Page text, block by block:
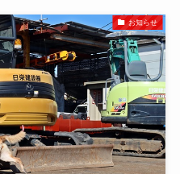
お知らせ